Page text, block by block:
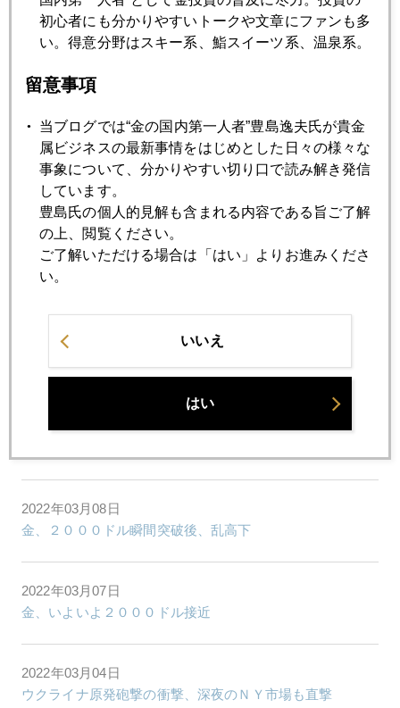
2022年03月16日
金、下げ止まらず
2022年03月15日
通貨投機筋、１２３円狙い、黒田ラインはスルー
2022年03月14日
金、１９７０ドル台まで低下
2022年03月11日
米消費者物価上昇率２月７．９％
2022年03月10日
金、昨晩は２０００ドル割れ
2022年03月08日
金、２０００ドル瞬間突破後、乱高下
2022年03月07日
金、いよいよ２０００ドル接近
2022年03月04日
ウクライナ原発砲撃の衝撃、深夜のＮＹ市場も直撃
初心者にも分かりやすいトークや文章にファンも多
い。得意分野はスキー系、鮨スイーツ系、温泉系。
留意事項
当ブログでは“金の国内第一人者”豊島逸夫氏が貴金
属ビジネスの最新事情をはじめとした日々の様々な
事象について、分かりやすい切り口で読み解き発信
しています。
豊島氏の個人的見解も含まれる内容である旨ご了解
の上、閲覧ください。
ご了解いただける場合は「はい」よりお進みくださ
い。
いいえ
はい